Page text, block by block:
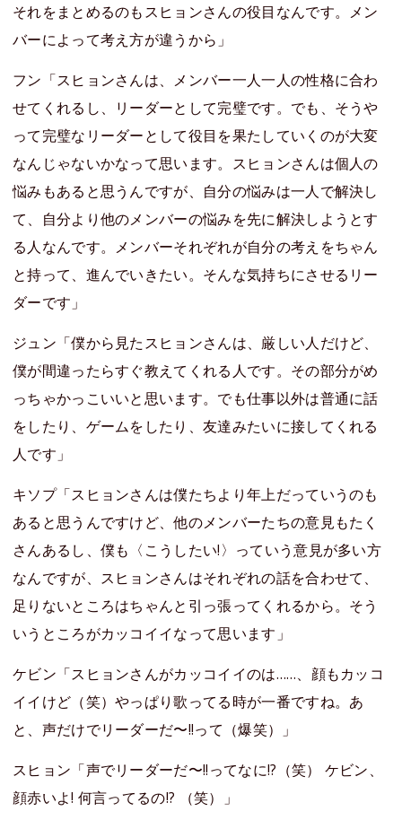
それをまとめるのもスヒョンさんの役目なんです。メン
バーによって考え方が違うから」
フン「スヒョンさんは、メンバー一人一人の性格に合わ
せてくれるし、リーダーとして完璧です。でも、そうや
って完璧なリーダーとして役目を果たしていくのが大変
なんじゃないかなって思います。スヒョンさんは個人の
悩みもあると思うんですが、自分の悩みは一人で解決し
て、自分より他のメンバーの悩みを先に解決しようとす
る人なんです。メンバーそれぞれが自分の考えをちゃん
と持って、進んでいきたい。そんな気持ちにさせるリー
ダーです」
ジュン「僕から見たスヒョンさんは、厳しい人だけど、
僕が間違ったらすぐ教えてくれる人です。その部分がめ
っちゃかっこいいと思います。でも仕事以外は普通に話
をしたり、ゲームをしたり、友達みたいに接してくれる
人です」
キソプ「スヒョンさんは僕たちより年上だっていうのも
あると思うんですけど、他のメンバーたちの意見もたく
さんあるし、僕も〈こうしたい!〉っていう意見が多い方
なんですが、スヒョンさんはそれぞれの話を合わせて、
足りないところはちゃんと引っ張ってくれるから。そう
いうところがカッコイイなって思います」
ケビン「スヒョンさんがカッコイイのは……、顔もカッコ
イイけど（笑）やっぱり歌ってる時が一番ですね。あ
と、声だけでリーダーだ〜!!って（爆笑）」
スヒョン「声でリーダーだ〜!!ってなに!?（笑） ケビン、
顔赤いよ! 何言ってるの!? （笑）」